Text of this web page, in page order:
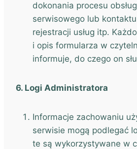
dokonania procesu
serwisowego lub
rejestracji usług itp.
i opis formularza w
informuje, do czego on
6. Logi Administratora
Informacje zachowaniu
serwisie mogą podlegać
te są wykorzystywane w